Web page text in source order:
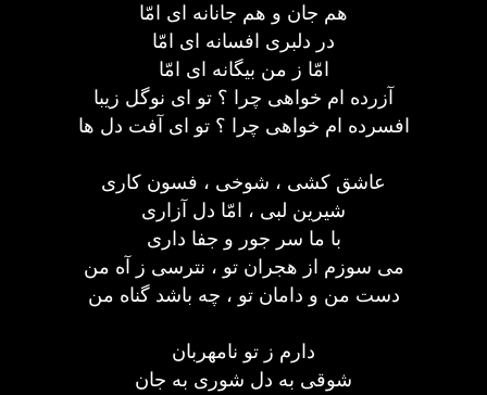
هم جان و هم جانانه ای امّا
در دلبری افسانه ای امّا
امّا ز من بیگانه ای امّا
آزرده ام خواهی چرا ؟ تو ای نوگل زیبا
افسرده ام خواهی چرا ؟ تو ای آفت دل ها
عاشق کشی ، شوخی ، فسون کاری
شیرین لبی ، امّا دل آزاری
با ما سر جور و جفا داری
می سوزم از هجران تو ، نترسی ز آه من
دست من و دامان تو ، چه باشد گناه من
دارم ز تو نامهربان
شوقی به دل شوری به جان